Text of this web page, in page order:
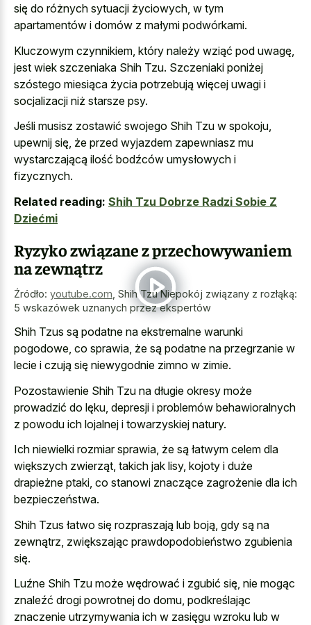
się do różnych sytuacji życiowych, w tym
apartamentów i domów z małymi podwórkami.
Kluczowym czynnikiem, który należy wziąć pod uwagę,
jest wiek szczeniaka Shih Tzu. Szczeniaki poniżej
szóstego miesiąca życia potrzebują więcej uwagi i
socjalizacji niż starsze psy.
Jeśli musisz zostawić swojego Shih Tzu w spokoju,
upewnij się, że przed wyjazdem zapewniasz mu
wystarczającą ilość bodźców umysłowych i
fizycznych.
Related reading: Shih Tzu Dobrze Radzi Sobie Z
Dziećmi
Ryzyko związane z przechowywaniem
na zewnątrz
Źródło: youtube.com Shih Tzu Niepokój związany z rozłąką:
5 wskazówek uznanych przez ekspertów
Shih Tzus są podatne na ekstremalne warunki
pogodowe, co sprawia, że są podatne na przegrzanie w
lecie i czują się niewygodnie zimno w zimie.
Pozostawienie Shih Tzu na długie okresy może
prowadzić do lęku, depresji i problemów behawioralnych
z powodu ich lojalnej i towarzyskiej natury.
Ich niewielki rozmiar sprawia, że są łatwym celem dla
większych zwierząt, takich jak lisy, kojoty i duże
drapieżne ptaki, co stanowi znaczące zagrożenie dla ich
bezpieczeństwa.
Shih Tzus łatwo się rozpraszają lub boją, gdy są na
zewnątrz, zwiększając prawdopodobieństwo zgubienia
się.
Luźne Shih Tzu może wędrować i zgubić się, nie mogąc
znaleźć drogi powrotnej do domu, podkreślając
znaczenie utrzymywania ich w zasięgu wzroku lub w